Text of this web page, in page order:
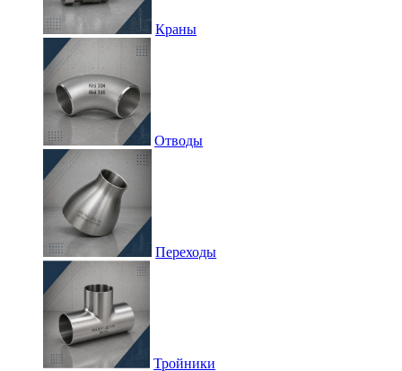
Краны
Отводы
Переходы
Тройники